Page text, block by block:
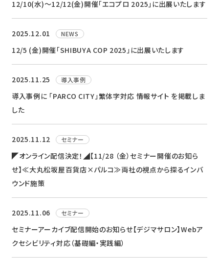
クライアント一覧
採用情報
会社情報
コーポレートメッセージ
資料ダウンロード お問い合わせ
12/10(水)～12/12(金)開催「エコプロ 2025」に出展いたします
2025.12.01 NEWS
12/5 (金)開催「SHIBUYA COP 2025」に出展いたします
2025.11.25 導入事例
導入事例に 「PARCO CITY」繁体字対応 情報サイト を掲載しま
した
2025.11.12 セミナー
◤オンライン配信決定！◢【11/28 （金）セミナー開催のお知ら
せ】≪大丸松坂屋百貨店×パルコ≫両社の視点から探るインバ
ウンド施策
2025.11.06 セミナー
セミナーアーカイブ配信開始のお知らせ【デジマサロン】Webア
クセシビリティ対応（基礎編・実践編）